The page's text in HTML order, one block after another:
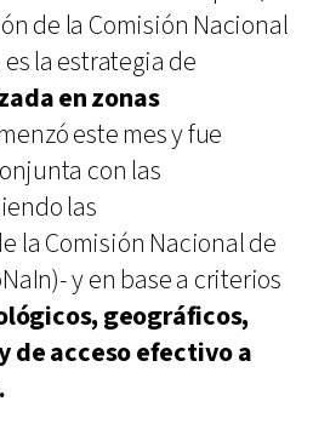
de la Comisión Nacional
la estrategia de
en zonas
este mes y fue
con las
las
la Comisión Nacional de
y en base a criterios
geográficos,
de acceso efectivo a